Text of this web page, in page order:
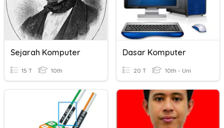
Sejarah Komputer
15 T 10th
Dasar Komputer
20 T 10th - Uni